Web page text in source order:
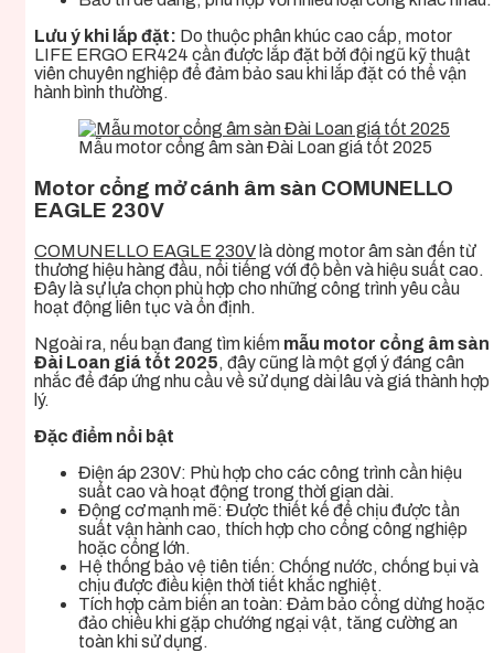
Lưu ý khi lắp đặt: Do thuộc phân khúc cao cấp, motor
LIFE ERGO ER424 cần được lắp đặt bởi đội ngũ kỹ thuật
viên chuyên nghiệp để đảm bảo sau khi lắp đặt có thể vận
hành bình thường.
Mẫu motor cổng âm sàn Đài Loan giá tốt 2025
Motor cổng mở cánh âm sàn COMUNELLO
EAGLE 230V
COMUNELLO EAGLE 230V là dòng motor âm sàn đến từ
thương hiệu hàng đầu, nổi tiếng với độ bền và hiệu suất cao.
Đây là sự lựa chọn phù hợp cho những công trình yêu cầu
hoạt động liên tục và ổn định.
Ngoài ra, nếu bạn đang tìm kiếm mẫu motor cổng âm sàn
Đài Loan giá tốt 2025, đây cũng là một gợi ý đáng cân
nhắc để đáp ứng nhu cầu về sử dụng dài lâu và giá thành hợp
lý.
Đặc điểm nổi bật
Điện áp 230V: Phù hợp cho các công trình cần hiệu
suất cao và hoạt động trong thời gian dài.
Động cơ mạnh mẽ: Được thiết kế để chịu được tần
suất vận hành cao, thích hợp cho cổng công nghiệp
hoặc cổng lớn.
Hệ thống bảo vệ tiên tiến: Chống nước, chống bụi và
chịu được điều kiện thời tiết khắc nghiệt.
Tích hợp cảm biến an toàn: Đảm bảo cổng dừng hoặc
đảo chiều khi gặp chướng ngại vật, tăng cường an
toàn khi sử dụng.